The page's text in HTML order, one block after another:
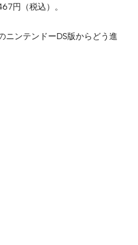
円（税込）。
ニンテンドーDS版からどう進